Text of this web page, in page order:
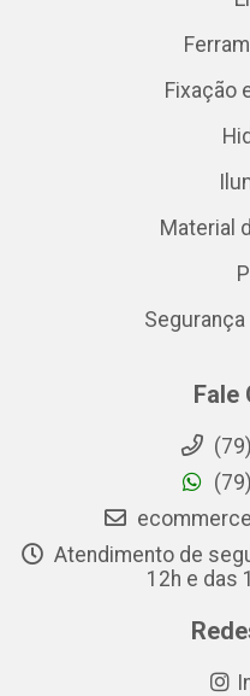
Fixação
Material
Fale
Atendimento de
12h e das